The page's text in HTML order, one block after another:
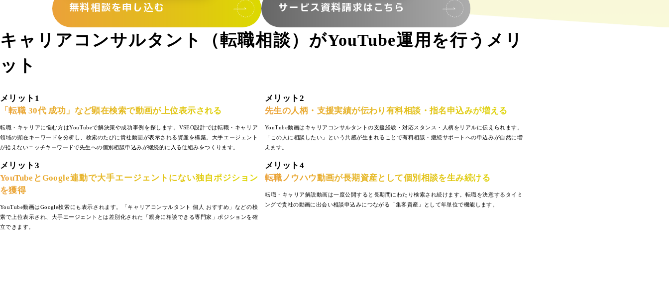
無料相談を申し込む サービス資料請求はこちら
キャリアコンサルタント（転職相談）がYouTube運用を行うメリ
ット
メリット1
「転職 30代 成功」など顕在検索で動画が上位表示される
転職・キャリアに悩む方はYouTubeで解決策や成功事例を探します。VSEO設計では転職・キャリア
領域の顕在キーワードを分析し、検索のたびに貴社動画が表示される資産を構築。大手エージェント
が拾えないニッチキーワードで先生への個別相談申込みが継続的に入る仕組みをつくります。
メリット2
先生の人柄・支援実績が伝わり有料相談・指名申込みが増える
YouTube動画はキャリアコンサルタントの支援経験・対応スタンス・人柄をリアルに伝えられます。
「この人に相談したい」という共感が生まれることで有料相談・継続サポートへの申込みが自然に増
えます。
メリット3
YouTubeとGoogle連動で大手エージェントにない独自ポジション
を獲得
YouTube動画はGoogle検索にも表示されます。「キャリアコンサルタント 個人 おすすめ」などの検
索で上位表示され、大手エージェントとは差別化された「親身に相談できる専門家」ポジションを確
立できます。
メリット4
転職ノウハウ動画が長期資産として個別相談を生み続ける
転職・キャリア解説動画は一度公開すると長期間にわたり検索され続けます。転職を決意するタイミ
ングで貴社の動画に出会い相談申込みにつながる「集客資産」として年単位で機能します。